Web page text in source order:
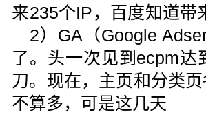
来235个IP，百度知道
2）GA（Google
了。头一次见到ecpm
刀。现在，主页和分类
不算多，可是这几天